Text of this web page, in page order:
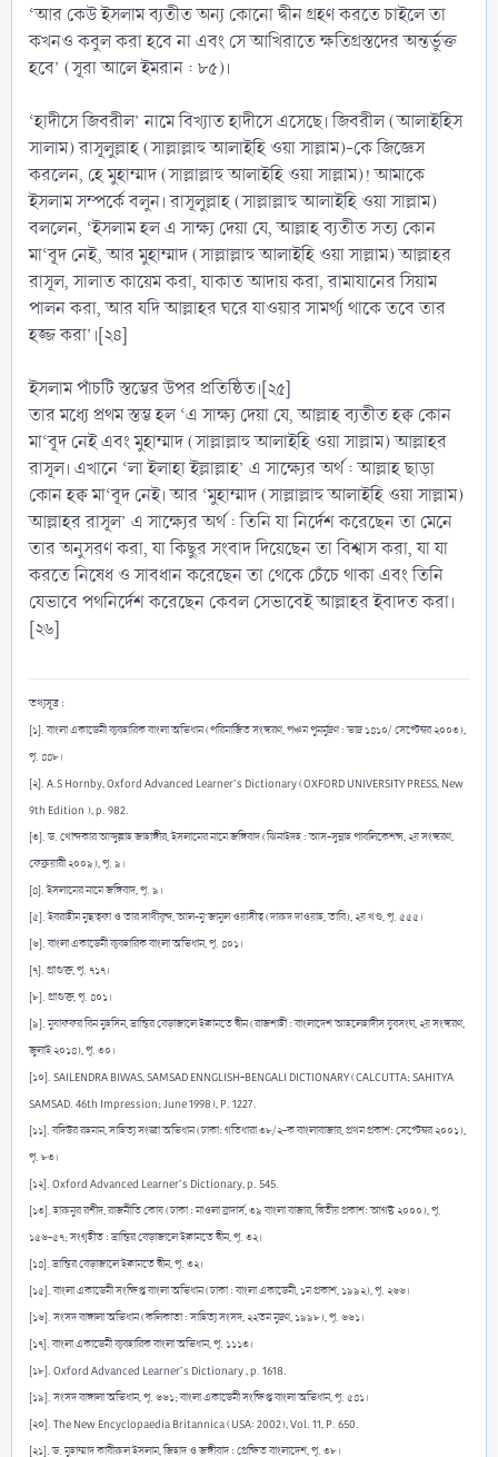
‘আর কেউ ইসলাম ব্যতীত অন্য কোনো দ্বীন গ্রহণ করতে চাইলে তা
কখনও কবুল করা হবে না এবং সে আখিরাতে ক্ষতিগ্রস্তদের অন্তর্ভুক্ত
হবে’ (সূরা আলে ইমরান : ৮৫)।
‘হাদীসে জিবরীল’ নামে বিখ্যাত হাদীসে এসেছে। জিবরীল (আলাইহিস
সালাম) রাসূলুল্লাহ (সাল্লাল্লাহু আলাইহি ওয়া সাল্লাম)-কে জিজ্ঞেস
করলেন, হে মুহাম্মাদ (সাল্লাল্লাহু আলাইহি ওয়া সাল্লাম)! আমাকে
ইসলাম সম্পর্কে বলুন। রাসূলুল্লাহ (সাল্লাল্লাহু আলাইহি ওয়া সাল্লাম)
বললেন, ‘ইসলাম হল এ সাক্ষ্য দেয়া যে, আল্লাহ ব্যতীত সত্য কোন
মা‘বূদ নেই, আর মুহাম্মাদ (সাল্লাল্লাহু আলাইহি ওয়া সাল্লাম) আল্লাহর
রাসূল, সালাত কায়েম করা, যাকাত আদায় করা, রামাযানের সিয়াম
পালন করা, আর যদি আল্লাহর ঘরে যাওয়ার সামর্থ্য থাকে তবে তার
হজ্জ করা’।[২৪]
ইসলাম পাঁচটি স্তম্ভের উপর প্রতিষ্ঠিত।[২৫]
তার মধ্যে প্রথম স্তম্ভ হল ‘এ সাক্ষ্য দেয়া যে, আল্লাহ ব্যতীত হক্ব কোন
মা‘বূদ নেই এবং মুহাম্মাদ (সাল্লাল্লাহু আলাইহি ওয়া সাল্লাম) আল্লাহর
রাসূল। এখানে ‘লা ইলাহা ইল্লাল্লাহ’ এ সাক্ষ্যের অর্থ : আল্লাহ ছাড়া
কোন হক্ব মা‘বূদ নেই। আর ‘মুহাম্মাদ (সাল্লাল্লাহু আলাইহি ওয়া সাল্লাম)
আল্লাহর রাসূল’ এ সাক্ষ্যের অর্থ : তিনি যা নির্দেশ করেছেন তা মেনে
তার অনুসরণ করা, যা কিছুর সংবাদ দিয়েছেন তা বিশ্বাস করা, যা যা
করতে নিষেধ ও সাবধান করেছেন তা থেকে চেঁচে থাকা এবং তিনি
যেভাবে পথনির্দেশ করেছেন কেবল সেভাবেই আল্লাহর ইবাদত করা।
[২৬]
তথ্যসূত্র :
[১]. বাংলা একাডেমী ব্যবহারিক বাংলা অভিধান (পরিমার্জিত সংস্করণ, পঞ্চম পুনর্মুদ্রণ : ভাদ্র ১৪১০/ সেপ্টেম্বর ২০০৩),
পৃ. ৪৪৮।
[২]. A.S Hornby, Oxford Advanced Learner’s Dictionary (OXFORD UNIVERSITY PRESS, New
9th Edition ), p. 982.
[৩]. ড. খোন্দকার আব্দুল্লাহ জাহাঙ্গীর, ইসলামের নামে জঙ্গিবাদ (ঝিনাইদহ : আস-সুন্নাহ পাবলিকেশন্স, ২য় সংস্করণ,
ফেব্রুয়ারী ২০০৯), পৃ. ৯।
[৪]. ইসলামের নামে জঙ্গিবাদ, পৃ. ৯।
[৫]. ইবরাহীম মুছত্বফা ও তার সাথীবৃন্দ, আল-মু‘জামুল ওয়াসীত্ব (দারুদ দাওয়াহ, তাবি), ২য় খণ্ড, পৃ. ৫৫৫।
[৬]. বাংলা একাডেমী ব্যবহারিক বাংলা অভিধান, পৃ. ৪০১।
[৭]. প্রাগুক্ত, পৃ. ৭১৭।
[৮]. প্রাগুক্ত, পৃ. ৪০১।
[৯]. মুযাফফর বিন মুহসিন, ভ্রান্তির বেড়াজালে ইক্বামতে দ্বীন (রাজশাহী : বাংলাদেশ আহলেহাদীস যুবসংঘ, ২য় সংস্করণ,
জুলাই ২০১৪), পৃ. ৩০।
[১০]. SAILENDRA BIWAS, SAMSAD ENNGLISH-BENGALI DICTIONARY (CALCUTTA; SAHITYA
SAMSAD. 46th Impression; June 1998), P. 1227.
[১১]. বদিউর রহমান, সাহিত্য সংজ্ঞা অভিধান (ঢাকা: গতিধারা ৩৮/২-ক বাংলাবাজার, প্রথম প্রকাশ: সেপ্টেম্বর ২০০১),
পৃ. ৮৩।
[১২]. Oxford Advanced Learner’s Dictionary, p. 545.
[১৩]. হারুনুর রশীদ, রাজনীতি কোষ (ঢাকা : মাওলা ব্রাদার্স, ৩৯ বাংলা বাজার, দ্বিতীয় প্রকাশ: আগষ্ট ২০০০), পৃ.
১৫৬-৫৭; সংগৃহীত : ভ্রান্তির বেড়াজালে ইক্বামতে দ্বীন, পৃ. ৩২।
[১৪]. ভ্রান্তির বেড়াজালে ইক্বামতে দ্বীন, পৃ. ৩২।
[১৫]. বাংলা একাডেমী সংক্ষিপ্ত বাংলা অভিধান (ঢাকা : বাংলা একাডেমী, ১ম প্রকাশ, ১৯৯২), পৃ. ২৬৬।
[১৬]. সংসদ বাঙ্গালা অভিধান (কলিকাতা : সাহিত্য সংসদ, ২২তম মুদ্রণ, ১৯৯৮), পৃ. ৬৬১।
[১৭]. বাংলা একাডেমী ব্যবহারিক বাংলা অভিধান, পৃ. ১১১৩।
[১৮]. Oxford Advanced Learner’s Dictionary , p. 1618.
[১৯]. সংসদ বাঙ্গালা অভিধান, পৃ. ৬৬১; বাংলা একাডেমী সংক্ষিপ্ত বাংলা অভিধান, পৃ. ৫৪১।
[২০]. The New Encyclopaedia Britannica (USA: 2002), Vol. 11, P. 650.
[২১]. ড. মুহাম্মাদ কাবীরুল ইসলাম, জিহাদ ও জঙ্গীবাদ : প্রেক্ষিত বাংলাদেশ, পৃ. ৩৮।